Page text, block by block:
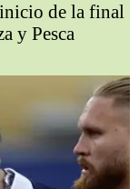
de la final
y Pesca